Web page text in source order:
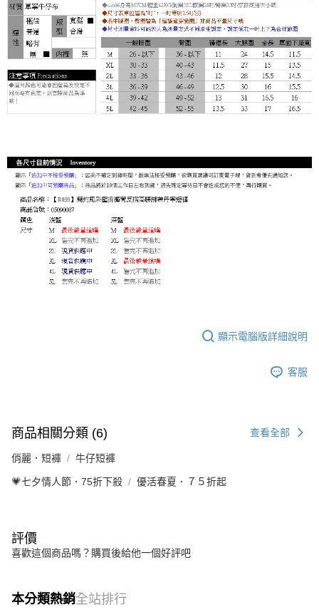
顯示電腦版詳細說明
客服
商品相關分類 (6) 查看全部
俏麗．短褲 牛仔短褲
💗七夕情人節．75折下殺 優活春夏．７５折起
評價
喜歡這個商品嗎？購買後給他一個好評吧
本分類熱銷全站排行